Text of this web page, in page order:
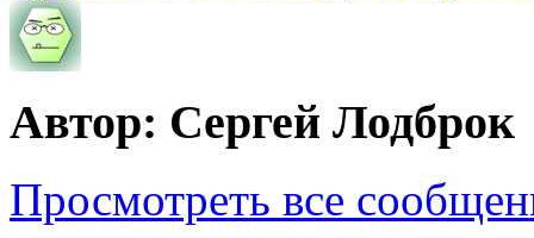
Автор: Сергей Лодброк
Просмотреть все